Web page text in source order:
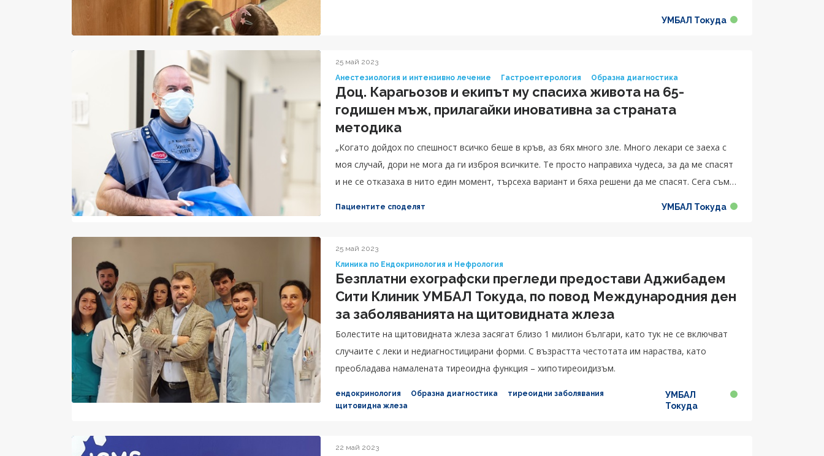
УМБАЛ Токуда
25 май 2023
Анестезиология и интензивно лечение
Гастроентерология Образна диагностика
Доц. Карагьозов и екипът му спасиха живота на 65-
годишен мъж, прилагайки иновативна за страната
методика
„Когато дойдох по спешност всичко беше в кръв, аз бях много зле. Много лекари се заеха с
моя случай, дори не мога да ги изброя всичките. Те просто направиха чудеса, за да ме спасят
и не се отказаха в нито един момент, търсеха вариант и бяха решени да ме спасят. Сега съм
Пациентите споделят УМБАЛ Токуда
25 май 2023
Клиника по Ендокринология и Нефрология
Безплатни ехографски прегледи предостави Аджибадем
Сити Клиник УМБАЛ Токуда, по повод Международния ден
за заболяванията на щитовидната жлеза
Болестите на щитовидната жлеза засягат близо 1 милион българи, като тук не се включват
случаите с леки и недиагностицирани форми. С възрастта честотата им нараства, като
преобладава намалената тиреоидна функция – хипотиреоидизъм.
ендокринология Образна диагностика
тиреоидни заболявания
щитовидна жлеза
УМБАЛ
Токуда
22 май 2023